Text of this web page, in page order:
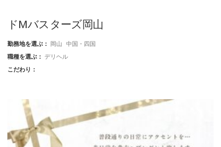
ドMバスターズ岡山
勤務地を選ぶ： 岡山
中国・四国
職種を選ぶ： デリヘル
こだわり：